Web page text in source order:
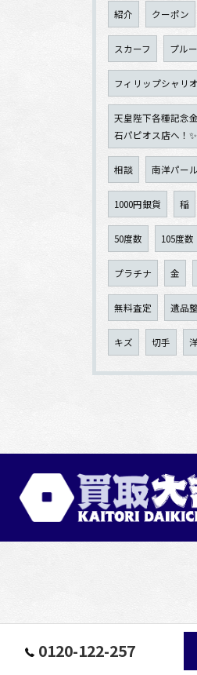
紹介 クーポン
スカーフ プル
フィリップシャリ
天皇陛下各種記念
石パピオス店へ！✨
相談 南洋パール
1000円銀貨 稲
50度数 105度数
プラチナ 金
無料査定 遺品
キズ 切手
0120-122-257